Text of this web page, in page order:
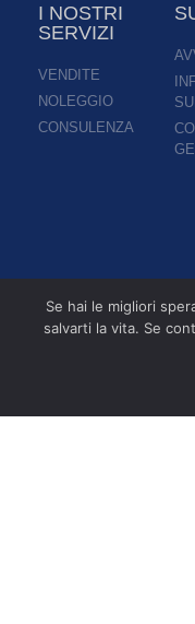
I NOSTRI
SERVIZI
VENDITE
NOLEGGIO
CONSULENZA
Se hai le migliori
salvarti la vita. Se